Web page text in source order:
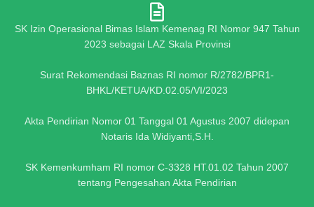
SK Izin Operasional Bimas Islam Kemenag RI Nomor 947 Tahun
2023 sebagai LAZ Skala Provinsi
Surat Rekomendasi Baznas RI nomor R/2782/BPR1-
BHKL/KETUA/KD.02.05/VI/2023
Akta Pendirian Nomor 01 Tanggal 01 Agustus 2007 didepan
Notaris Ida Widiyanti,S.H.
SK Kemenkumham RI nomor C-3328 HT.01.02 Tahun 2007
tentang Pengesahan Akta Pendirian